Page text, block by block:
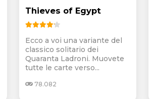
Thieves of Egypt
Ecco a voi una variante del
classico solitario dei
Quaranta Ladroni. Muovete
tutte le carte verso...
78.082